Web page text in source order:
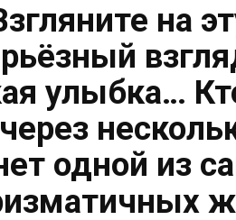
на
улыбка…
одной из